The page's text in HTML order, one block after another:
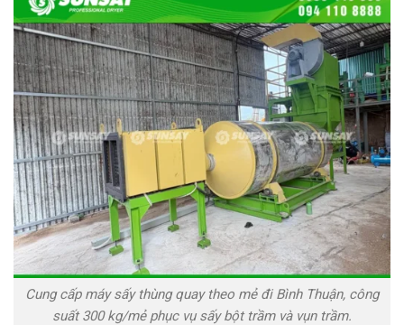
Cung cấp máy sấy thùng quay theo mẻ đi Bình Thuận, công
suất 300 kg/mẻ phục vụ sấy bột trầm và vụn trầm.